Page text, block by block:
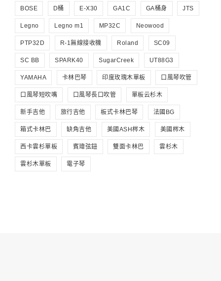
BOSE D桶 E-X30 GA1C GA桶身 JTS
Legno Legno m1 MP32C Neowood
PTP32D R-1無線接收機 Roland SC09
SC BB SPARK40 SugarCreek UT88G3
YAMAHA 卡林巴琴 印度玫瑰木單板 口風琴吹管
口風琴短吹嘴 口風琴長口吹管 單板云杉木
新手吉他 旅行吉他 板式卡林巴琴 法國BG
箱式卡林巴 缺角吉他 美國ASH梣木 美國梣木
西卡雲杉單板 賓瑋弦鈕 雙面卡林巴 雲杉木
雲杉木單板 電子琴